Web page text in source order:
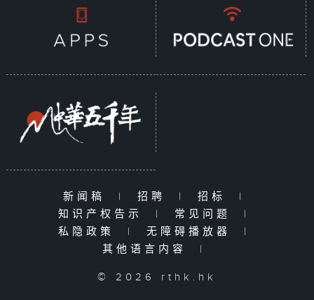
新闻稿 | 招聘 | 招标
|
知识产权告示
| 常见问题
|
私隐政策
| 无障碍播放器
|
其他语言内容
|
© 2026 rthk.hk